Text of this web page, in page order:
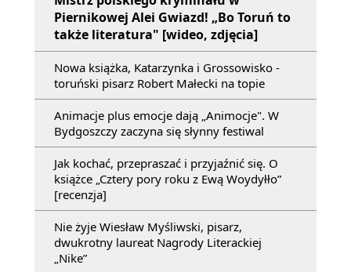
Piernikowej Alei Gwiazd! „Bo Toruń to
także literatura" [wideo, zdjęcia]
Nowa książka, Katarzynka i Grossowisko -
toruński pisarz Robert Małecki na topie
Animacje plus emocje dają „Animocje". W
Bydgoszczy zaczyna się słynny festiwal
Jak kochać, przepraszać i przyjaźnić się. O
książce „Cztery pory roku z Ewą Woydyłło”
[recenzja]
Nie żyje Wiesław Myśliwski, pisarz,
dwukrotny laureat Nagrody Literackiej
„Nike”